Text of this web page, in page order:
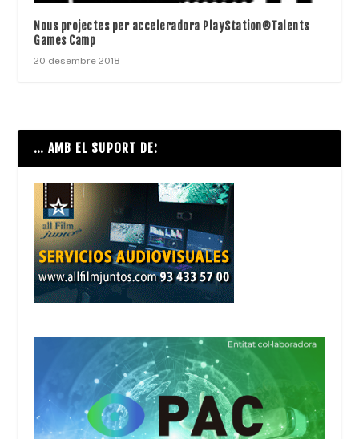
Nous projectes per acceleradora PlayStation®Talents
Games Camp
20 desembre 2018
… AMB EL SUPORT DE: